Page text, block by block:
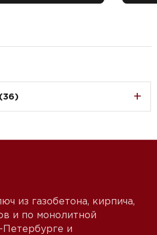
из газобетона, кирпича,
и по монолитной
Петербурге и